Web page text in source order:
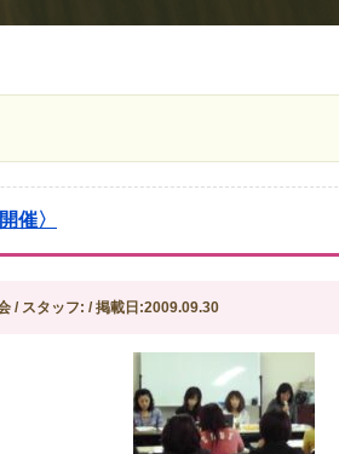
催〉
/ スタッフ: / 掲載日:2009.09.30